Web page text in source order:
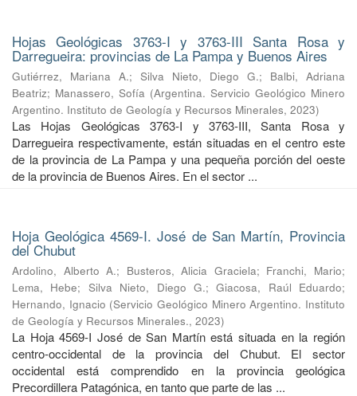
Hojas Geológicas 3763-I y 3763-III Santa Rosa y
Darregueira: provincias de La Pampa y Buenos Aires
Gutiérrez, Mariana A.; Silva Nieto, Diego G.; Balbi, Adriana
Beatriz; Manassero, Sofía (Argentina. Servicio Geológico Minero
Argentino. Instituto de Geología y Recursos Minerales, 2023)
Las Hojas Geológicas 3763-I y 3763-III, Santa Rosa y
Darregueira respectivamente, están situadas en el centro este
de la provincia de La Pampa y una pequeña porción del oeste
de la provincia de Buenos Aires. En el sector ...
Hoja Geológica 4569-I. José de San Martín, Provincia
del Chubut
Ardolino, Alberto A.; Busteros, Alicia Graciela; Franchi, Mario;
Lema, Hebe; Silva Nieto, Diego G.;Giacosa, Raúl Eduardo;
Hernando, Ignacio (Servicio Geológico Minero Argentino. Instituto
de Geología y Recursos Minerales., 2023)
La Hoja 4569-I José de San Martín está situada en la región
centro-occidental de la provincia del Chubut. El sector
occidental está comprendido en la provincia geológica
Precordillera Patagónica, en tanto que parte de las ...